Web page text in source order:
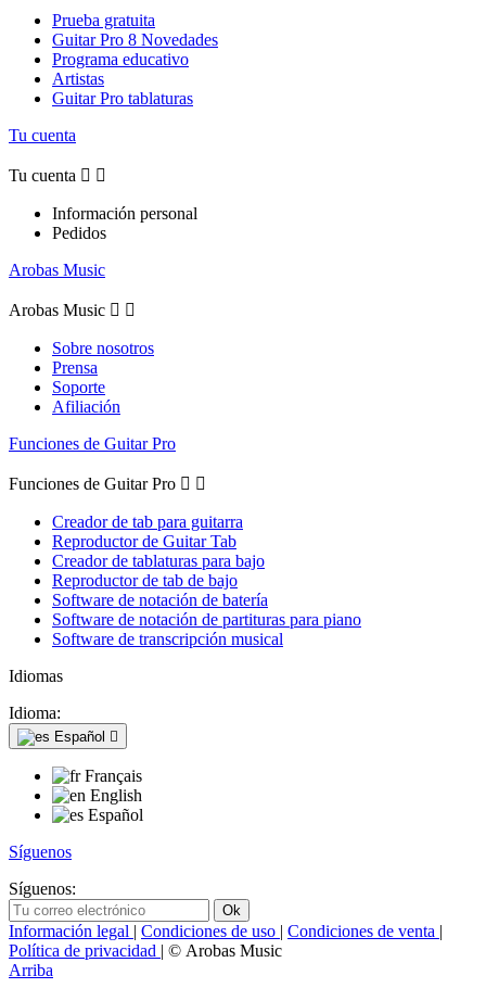
Prueba gratuita
Guitar Pro 8 Novedades
Programa educativo
Artistas
Guitar Pro tablaturas
Tu cuenta
Tu cuenta  
Información personal
Pedidos
Arobas Music
Arobas Music  
Sobre nosotros
Prensa
Soporte
Afiliación
Funciones de Guitar Pro
Funciones de Guitar Pro  
Creador de tab para guitarra
Reproductor de Guitar Tab
Creador de tablaturas para bajo
Reproductor de tab de bajo
Software de notación de batería
Software de notación de partituras para piano
Software de transcripción musical
Idiomas
Idioma:
Español 
Français
English
Español
Síguenos
Síguenos:
Información legal | Condiciones de uso | Condiciones de venta |
Política de privacidad | © Arobas Music
Arriba